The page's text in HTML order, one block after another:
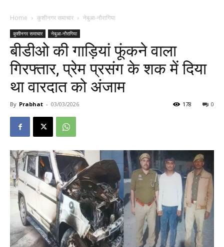
Home कुशीनगर समाचार नेबुआ-नौरागिया
कुशीनगर समाचार नेबुआ-नौरागिया
बीडीओ की गाड़ियां फूंकने वाला
गिरफ्तार, प्रेम प्रसंग के शक में दिया
था वारदात को अंजाम
By Prabhat - 03/03/2026 0
178